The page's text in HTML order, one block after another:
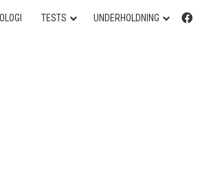
TESTS UNDERHOLDNING